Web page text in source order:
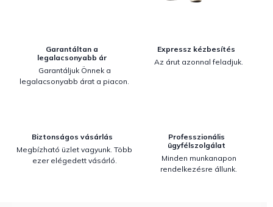
Garantáltan a
legalacsonyabb ár
Garantáljuk Önnek a
legalacsonyabb árat a piacon.
Expressz kézbesítés
Az árut azonnal feladjuk.
Biztonságos vásárlás
Megbízható üzlet vagyunk. Több
ezer elégedett vásárló.
Professzionális
ügyfélszolgálat
Minden munkanapon
rendelkezésre állunk.